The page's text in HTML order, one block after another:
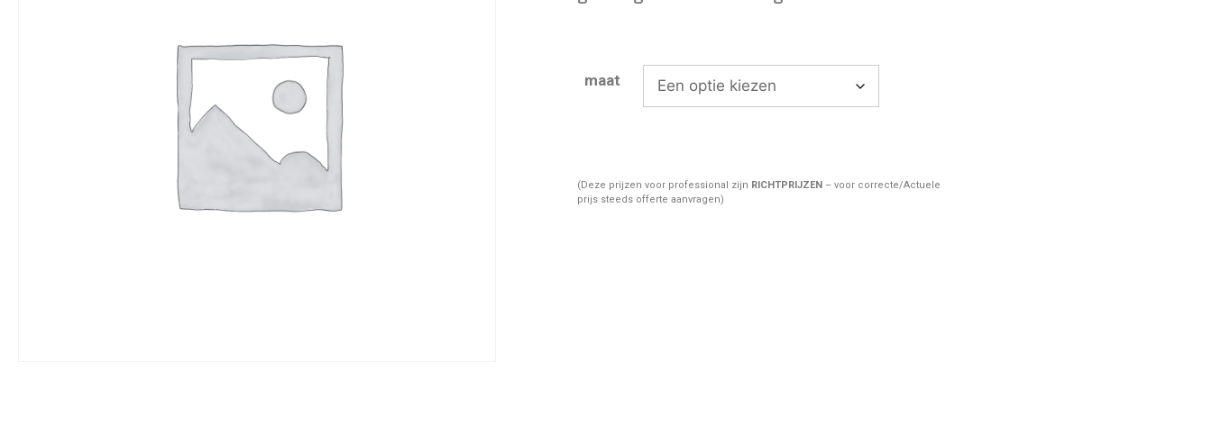
maat
(Deze prijzen voor professional zijn RICHTPRIJZEN – voor correcte/Actuele
prijs steeds offerte aanvragen)